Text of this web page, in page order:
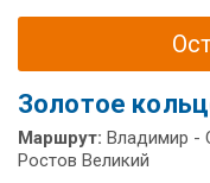
Золотое
Маршрут: Владимир -
Ростов Великий